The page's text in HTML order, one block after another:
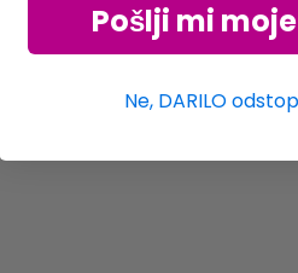
Pošlji mi moje
Ne, DARILO